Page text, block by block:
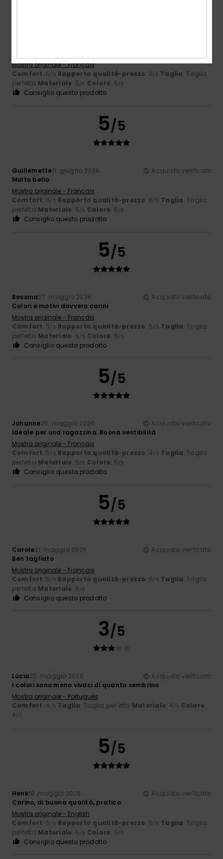
Mostra originale - Français
Comfort: 5/5 Rapporto qualità-prezzo: 3/5 Taglia: Taglia
perfetta Materiale: 5/5 Colore: 5/5
Consiglio questo prodotto
5/5
Guillemette11. giugno 2026
Acquisto verificato
Molto bello
Mostra originale - Français
Comfort: 5/5 Rapporto qualità-prezzo: 5/5 Taglia: Taglia
perfetta Materiale: 5/5 Colore: 5/5
Consiglio questo prodotto
5/5
Bessma27. maggio 2026
Acquisto verificato
Colori e motivi davvero carini
Mostra originale - Français
Comfort: 5/5 Rapporto qualità-prezzo: 5/5 Taglia: Taglia
perfetta Materiale: 5/5 Colore: 5/5
Consiglio questo prodotto
5/5
Johanne26. maggio 2026
Acquisto verificato
Ideale per una ragazzina. Buona vestibilità
Mostra originale - Français
Comfort: 5/5 Rapporto qualità-prezzo: 4/5 Taglia: Taglia
perfetta Materiale: 5/5 Colore: 5/5
Consiglio questo prodotto
5/5
Carole21. maggio 2026
Acquisto verificato
Ben tagliato
Mostra originale - Français
Comfort: 5/5 Rapporto qualità-prezzo: 5/5 Taglia: Taglia
perfetta Materiale: 5/5
Consiglio questo prodotto
3/5
Lúcia20. maggio 2026
Acquisto verificato
I colori sono meno vivaci di quanto sembrino
Mostra originale - Português
Comfort: 4/5 Taglia: Taglia perfetta Materiale: 4/5 Colore:
4/5
5/5
Henk19. maggio 2026
Acquisto verificato
Carino, di buona qualità, pratico
Mostra originale - English
Comfort: 5/5 Rapporto qualità-prezzo: 5/5 Taglia: Taglia
perfetta Materiale: 5/5 Colore: 5/5
Consiglio questo prodotto